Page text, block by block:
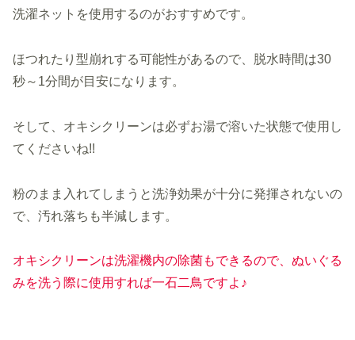
洗濯ネットを使用するのがおすすめです。
ほつれたり型崩れする可能性があるので、脱水時間は30
秒～1分間が目安になります。
そして、オキシクリーンは必ずお湯で溶いた状態で使用し
てくださいね!!
粉のまま入れてしまうと洗浄効果が十分に発揮されないの
で、汚れ落ちも半減します。
オキシクリーンは洗濯機内の除菌もできるので、ぬいぐる
みを洗う際に使用すれば一石二鳥ですよ ♪